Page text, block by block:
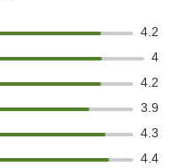
4.2
4
4.2
3.9
4.3
4.4